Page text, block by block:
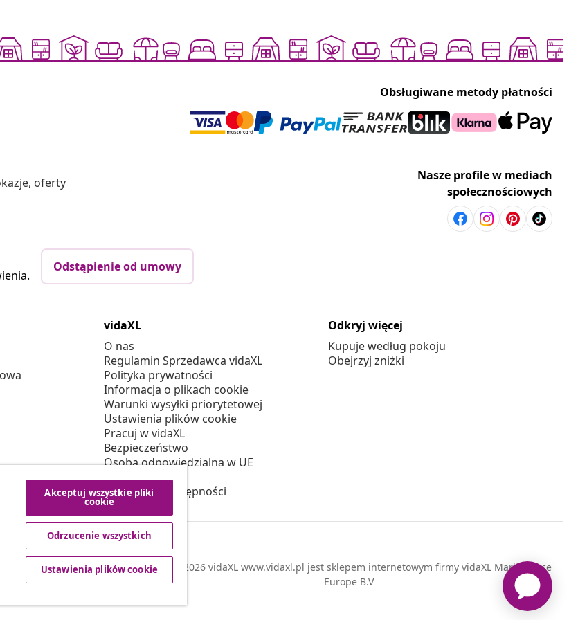
Obsługiwane metody płatności
oferty
Nasze profile w mediach
społecznościowych
Odstąpienie od umowy
vidaXL
O nas
Regulamin Sprzedawca vidaXL
Polityka prywatności
Informacja o plikach cookie
Warunki wysyłki priorytetowej
Ustawienia plików cookie
Pracuj w vidaXL
Bezpieczeństwo
Osoba odpowiedzialna w UE
Polityką EPR
Deklaracja dostępności
Odkryj więcej
Kupuje według pokoju
Obejrzyj zniżki
© 2008-2026 vidaXL www.vidaxl.pl jest sklepem internetowym firmy vidaXL Marketplace
Europe B.V
Akceptuj wszystkie pliki
cookie
Odrzucenie wszystkich
Ustawienia plików cookie